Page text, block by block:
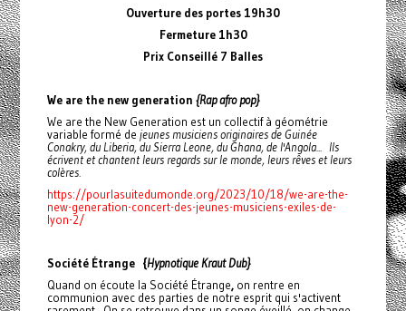
Ouverture des portes 19h30
Fermeture 1h30
Prix Conseillé 7 Balles
We are the new generation {Rap afro pop}
We are the New Generation est un collectif à géométrie
variable formé de jeunes musiciens originaires de Guinée
Conakry, du Liberia, du Sierra Leone, du Ghana, de l'Angola... Ils
écrivent et chantent leurs regards sur le monde, leurs rêves et leurs
colères.
https://pourlasuitedumonde.org/2023/10/18/we-are-the-
new-generation-concert-des-jeunes-musiciens-exiles-de-
lyon-2/
Société Étrange {Hypnotique Kraut Dub}
Quand on écoute la Société Étrange, on rentre en
communion avec des parties de notre esprit qui s'activent